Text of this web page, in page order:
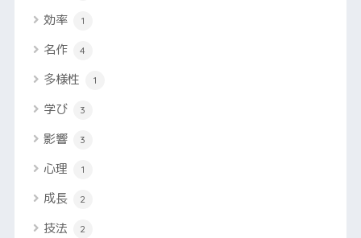
効率 1
名作 4
多様性 1
学び 3
影響 3
心理 1
成長 2
技法 2